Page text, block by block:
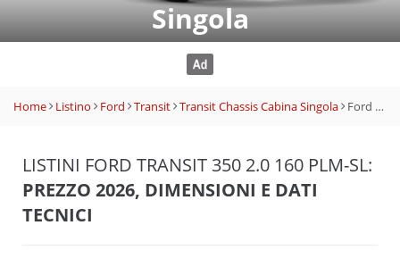
Singola
Home Listino Ford Transit Transit Chassis Cabina Singola Ford Transit 350 2.0 160 PLM-SL
LISTINI FORD TRANSIT 350 2.0 160 PLM-SL:
PREZZO 2026, DIMENSIONI E DATI
TECNICI